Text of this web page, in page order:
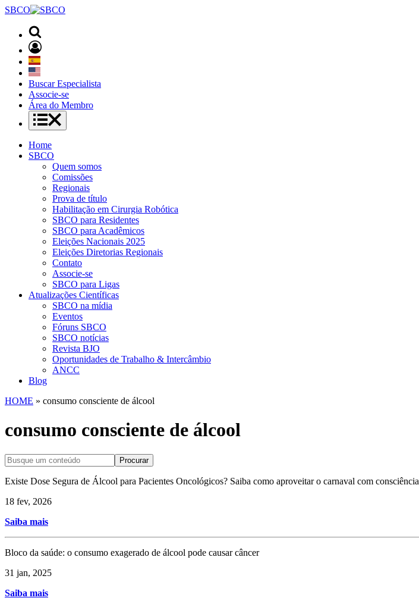
SBCO
Buscar Especialista
Associe-se
Área do Membro
Home
SBCO
Quem somos
Comissões
Regionais
Prova de título
Habilitação em Cirurgia Robótica
SBCO para Residentes
SBCO para Acadêmicos
Eleições Nacionais 2025
Eleições Diretorias Regionais
Contato
Associe-se
SBCO para Ligas
Atualizações Científicas
SBCO na mídia
Eventos
Fóruns SBCO
SBCO notícias
Revista BJO
Oportunidades de Trabalho & Intercâmbio
ANCC
Blog
HOME » consumo consciente de álcool
consumo consciente de álcool
Procurar
Existe Dose Segura de Álcool para Pacientes Oncológicos? Saiba como aproveitar o carnaval com consciência
18 fev, 2026
Saiba mais
Bloco da saúde: o consumo exagerado de álcool pode causar câncer
31 jan, 2025
Saiba mais